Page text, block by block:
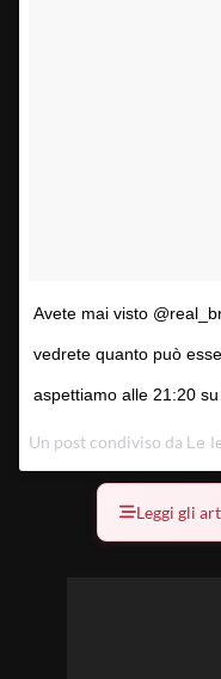
Avete mai visto
vedrete quanto può
aspettiamo alle 21:20 su
Un post condiviso da Le
Leggi gli